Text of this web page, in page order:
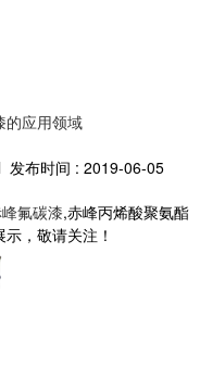
的应用领域
发布时间 : 2019-06-05
氟碳漆,赤峰丙烯酸聚氨酯
，敬请关注！